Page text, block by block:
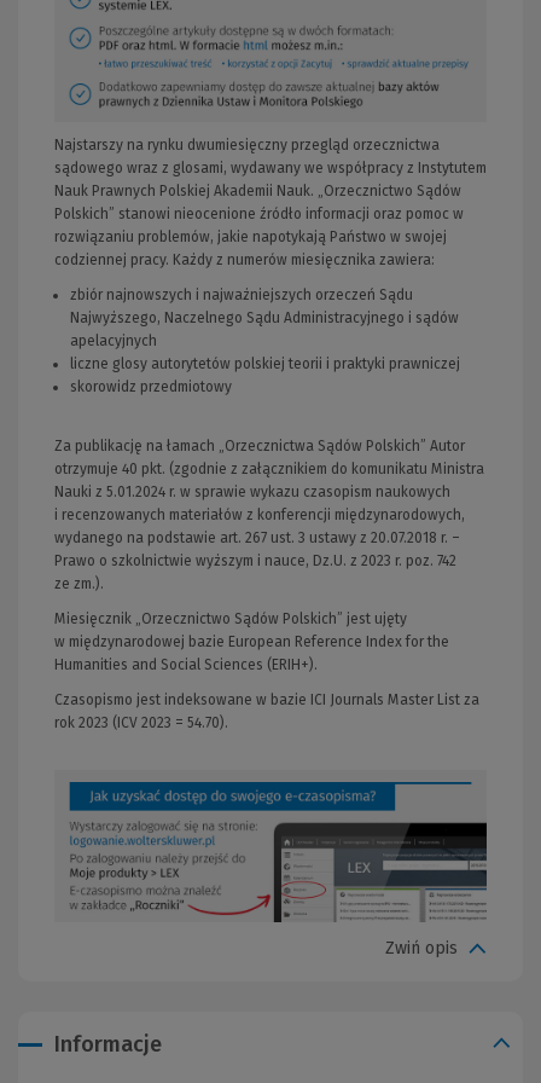
Najstarszy na rynku dwumiesięczny przegląd orzecznictwa
sądowego wraz z glosami, wydawany we współpracy z Instytutem
Nauk Prawnych Polskiej Akademii Nauk. „Orzecznictwo Sądów
Polskich” stanowi nieocenione źródło informacji oraz pomoc w
rozwiązaniu problemów, jakie napotykają Państwo w swojej
codziennej pracy. Każdy z numerów miesięcznika zawiera:
zbiór najnowszych i najważniejszych orzeczeń Sądu
Najwyższego, Naczelnego Sądu Administracyjnego i sądów
apelacyjnych
liczne glosy autorytetów polskiej teorii i praktyki prawniczej
skorowidz przedmiotowy
Za publikację na łamach „Orzecznictwa Sądów Polskich” Autor
otrzymuje 40 pkt. (zgodnie z załącznikiem do komunikatu Ministra
Nauki z 5.01.2024 r. w sprawie wykazu czasopism naukowych
i recenzowanych materiałów z konferencji międzynarodowych,
wydanego na podstawie art. 267 ust. 3 ustawy z 20.07.2018 r. –
Prawo o szkolnictwie wyższym i nauce, Dz.U. z 2023 r. poz. 742
ze zm.).
Miesięcznik „Orzecznictwo Sądów Polskich” jest ujęty
w międzynarodowej bazie European Reference Index for the
Humanities and Social Sciences (ERIH+).
Czasopismo jest indeksowane w bazie ICI Journals Master List za
rok 2023 (ICV 2023 = 54.70).
Zwiń opis
Informacje